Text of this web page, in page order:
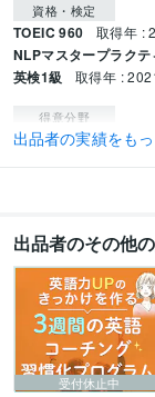
資格・検定
TOEIC 960 取得年 :
NLPマスタープラクテ
英検1級 取得年 :
得意分野
学習指導・資格・キャ
英語 コーチング 英
出品者の実績をも
出品者のその他
受付休止中